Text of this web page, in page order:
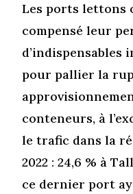
Les ports lettons
compensé leur
d’indispensables
pour pallier la
conteneurs, à
le trafic dans la
2022 : 24,6 % à
ce dernier port